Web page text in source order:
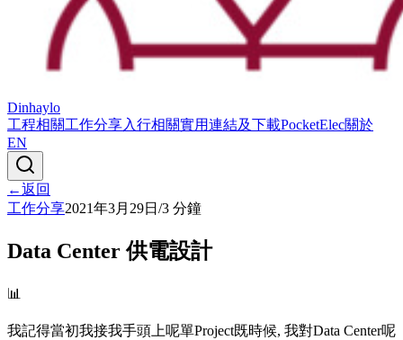
Dinhaylo
工程相關工作分享入行相關實用連結及下載PocketElec關於
EN
←返回
工作分享2021年3月29日 /3 分鐘
Data Center 供電設計
📊
我記得當初我接我手頭上呢單Project既時候, 我對Data Center呢